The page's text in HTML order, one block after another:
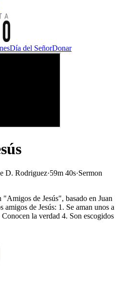
Día del SeñorDonar
D. Rodriguez·59m 40s·Sermon
de Jesús", basado en Juan
de Jesús: 1. Se aman unos a
la verdad 4. Son escogidos